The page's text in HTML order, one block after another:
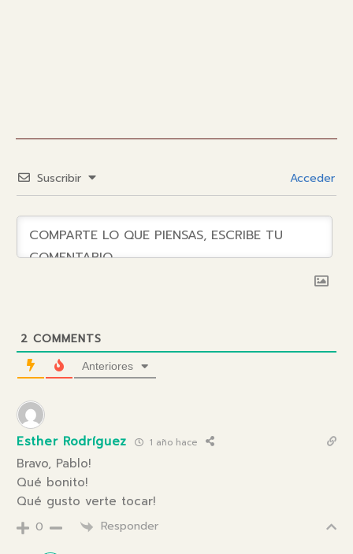
Suscribir Acceder
2 COMMENTS
Anteriores
Esther Rodríguez 1 año hace
Bravo, Pablo!
Qué bonito!
Qué gusto verte tocar!
0 Responder